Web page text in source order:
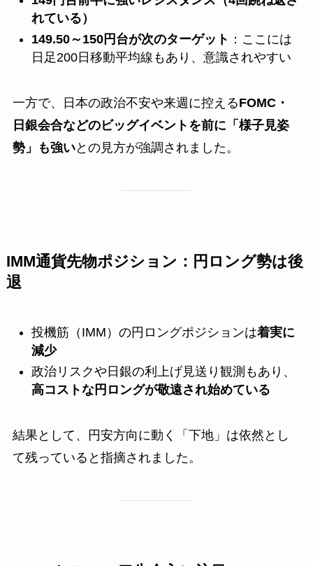
れている）
149.50～150円台が次のターゲット ：ここには
日足200日移動平均線もあり、意識されやすい
一方で、日本の政治不安や来週に控えるFOMC・
日銀会合などのビッグイベントを前に「様子見姿
勢」も強いとの見方が強調されました。
IMM通貨先物ポジション：円ロング勢は後
退
投機筋（IMM）の円ロングポジションは着実に
減少
政治リスクや日銀の利上げ見送り観測もあり、
高コストな円ロングが敬遠され始めている
結果として、円安方向に動く「下地」は依然とし
て残っていると指摘されました。